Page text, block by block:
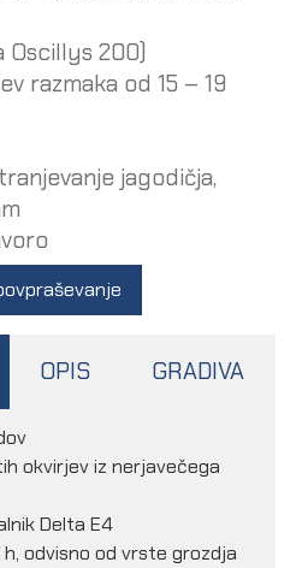
Oscillys 200)
razmaka od 15 – 19
jagodičja,
OPIS GRADIVA
okvirjev iz nerjavečega
Delta E4
odvisno od vrste grozdja